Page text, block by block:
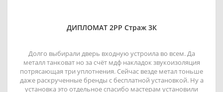
ДИПЛОМАТ 2РР Страж 3К
Долго выбирали дверь входную устроила во всем. Да
металл танковат но за счёт мдф накладок звукоизоляция
потрясающая три уплотнения. Сейчас везде метал тоньше
даже раскрученные бренды с бесплатной установкой. Ну а
установка это отдельное спасибо мастерам установили